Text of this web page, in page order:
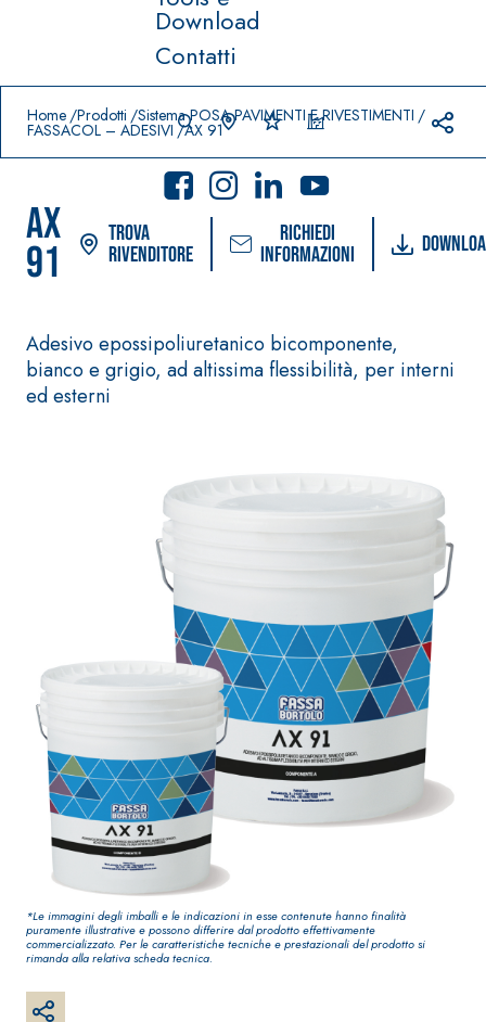
Download
Contatti
Home Prodotti Sistema POSA PAVIMENTI E RIVESTIMENTI
FASSACOL – ADESIVI AX 91
AX
91
Trova
rivenditore
Richiedi
informazioni
Adesivo epossipoliuretanico bicomponente,
bianco e grigio, ad altissima flessibilità, per interni
ed esterni
*Le immagini degli imballi e le indicazioni in esse contenute hanno finalità
puramente illustrative e possono differire dal prodotto effettivamente
commercializzato. Per le caratteristiche tecniche e prestazionali del prodotto si
rimanda alla relativa scheda tecnica.
Prodotti in primo piano
Sistema POSA
PAVIMENTI E
RIVESTIMENTI
AQU
impermeabilizzante
monocomponente
PITTURE
SICURA G3
elevata qualità
per interni
Sistema
INTONACATURA E
COSTRUZIONE
PRODOTTI A BASE
CALCE AEREA
KB 13 EVOLUTION
Intonaco di fondo
bianco
Sistema
GYPSOTECH ®
LASTRE
DEFH1IR
cartongesso